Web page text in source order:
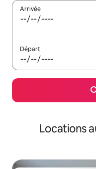
Arrivée
Départ
Locations